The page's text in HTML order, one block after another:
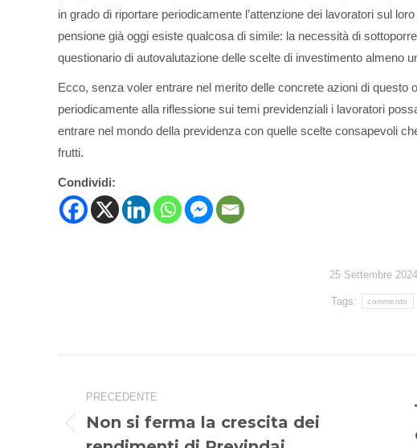
in grado di riportare periodicamente l’attenzione dei lavoratori sul
pensione già oggi esiste qualcosa di simile: la necessità di
questionario di autovalutazione delle scelte di investimento almeno
Ecco, senza voler entrare nel merito delle concrete azioni di questo
periodicamente alla riflessione sui temi previdenziali i lavoratori
entrare nel mondo della previdenza con quelle scelte consapevoli
frutti.
Condividi:
25 Settembre 2024
Tags: commento
traPRECEDENTE
Non si ferma la crescita dei